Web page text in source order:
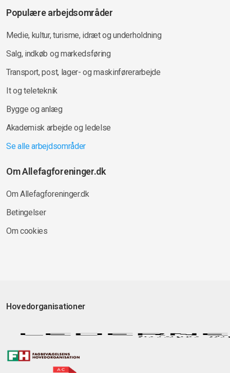
Populære arbejdsområder
Medie, kultur, turisme, idræt og underholdning
Salg, indkøb og markedsføring
Transport, post, lager- og maskinførerarbejde
It og teleteknik
Bygge og anlæg
Akademisk arbejde og ledelse
Se alle arbejdsområder
Om Allefagforeninger.dk
Om Allefagforeninger.dk
Betingelser
Om cookies
Hovedorganisationer